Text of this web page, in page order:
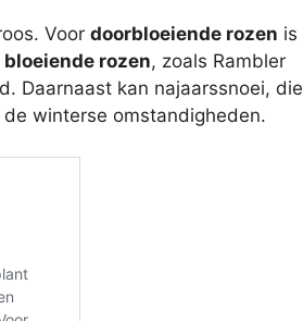
Voor doorbloeiende rozen is
rozen, zoals Rambler
Daarnaast kan najaarssnoei, die
winterse omstandigheden.